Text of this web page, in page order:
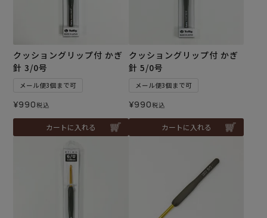
クッショングリップ付 かぎ
針 3/0号
メール便3個まで可
¥990税込
カートに入れる
クッショングリップ付 かぎ
針 5/0号
メール便3個まで可
¥990税込
カートに入れる